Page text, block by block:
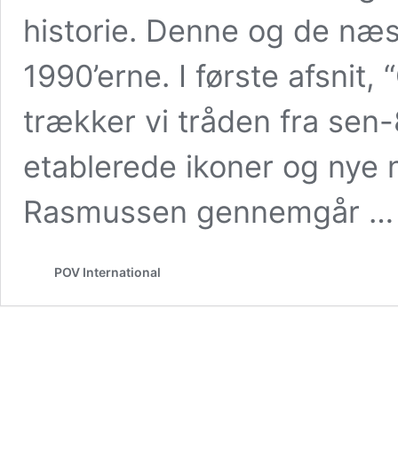
historie. Denne og de
1990’erne. I første afsnit,
trækker vi tråden fra sen-
etablerede ikoner og nye
Rasmussen gennemgår
POV International